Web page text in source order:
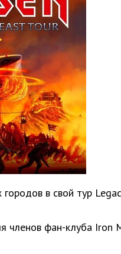
в свой тур
фан-клуба Iron